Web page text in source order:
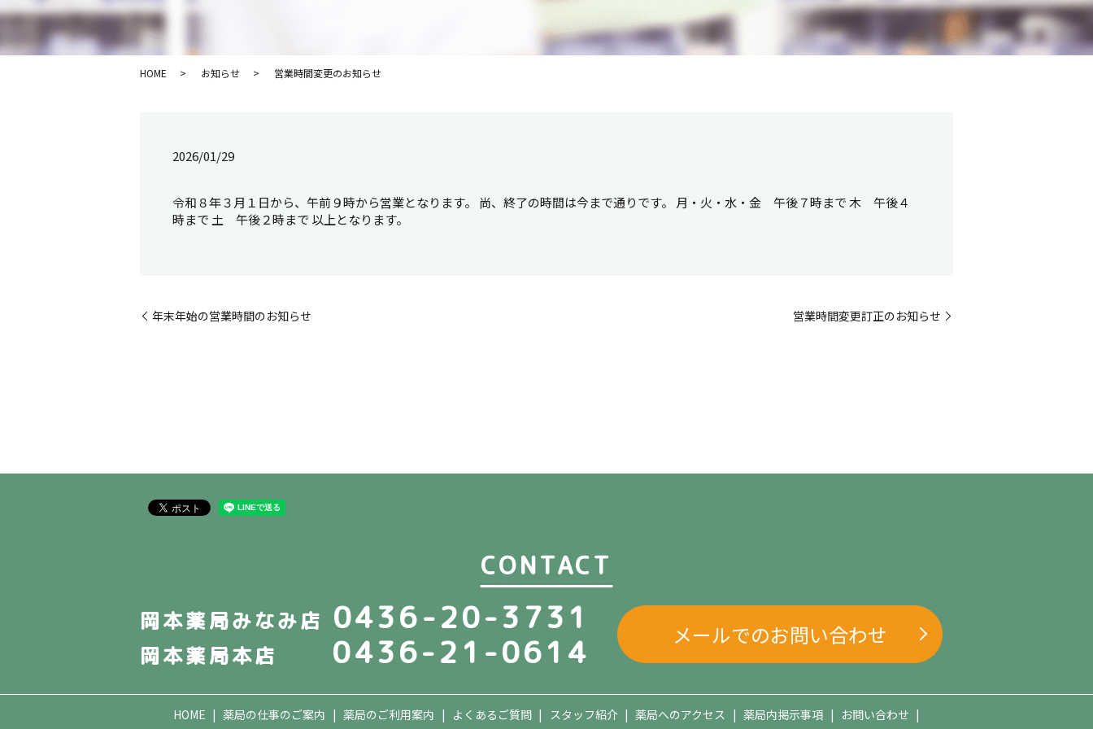
HOME お知らせ 営業時間変更のお知らせ
2026/01/29
令和８年３月１日から、午前９時から営業となります。 尚、終了の時間は今まで通りです。 月・火・水・金 午後７時まで 木 午後４
時まで 土 午後２時まで 以上となります。
年末年始の営業時間のお知らせ 営業時間変更訂正のお知らせ
CONTACT
岡本薬局みなみ店 0436-20-3731
岡本薬局本店 0436-21-0614 メールでのお問い合わせ
HOME 薬局の仕事のご案内 薬局のご利用案内 よくあるご質問 スタッフ紹介 薬局へのアクセス 薬局内掲示事項 お問い合わせ